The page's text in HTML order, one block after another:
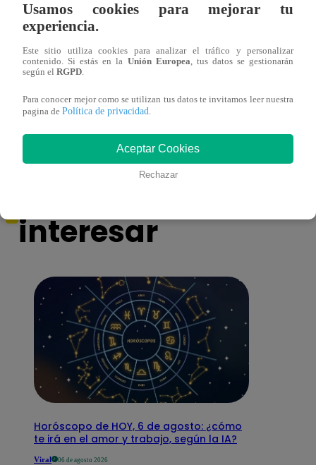
Yo Soy GRANDES BATALLAS: ¡El
mantuvo su silla de consagrado!
Yo
También te puede
interesar
Horóscopo de HOY, 6 de agosto: ¿cómo
te irá en el amor y trabajo, según la IA?
Viral 06 de agosto 2026
Usamos cookies para mejorar tu
experiencia.
Este sitio utiliza cookies para analizar el tráfico y personalizar
contenido. Si estás en la Unión Europea, tus datos se gestionarán
según el RGPD.
Para conocer mejor como se utilizan tus datos te invitamos leer nuestra
pagina de Política de privacidad.
Aceptar Cookies
Rechazar